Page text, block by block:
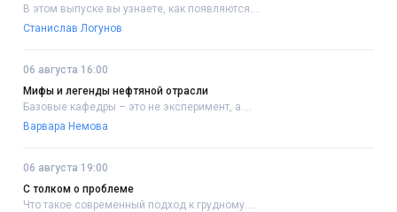
В этом выпуске вы узнаете, как появляются....
Станислав Логунов
06 августа 16:00
Мифы и легенды нефтяной отрасли
Базовые кафедры – это не эксперимент, а....
Варвара Немова
06 августа 19:00
С толком о проблеме
Что такое современный подход к грудному....